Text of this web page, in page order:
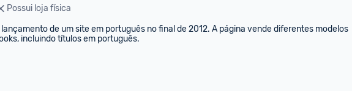
Possui loja física
de um site em português no final de 2012. A página vende diferentes modelos
incluindo títulos em português.